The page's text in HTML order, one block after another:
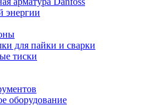
энергии
для пайки и сварки
тиски
оборудование